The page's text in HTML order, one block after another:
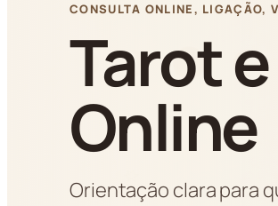
CONSULTA ONLINE, LIGAÇÃO,
Tarot
Online
Orientação clara para